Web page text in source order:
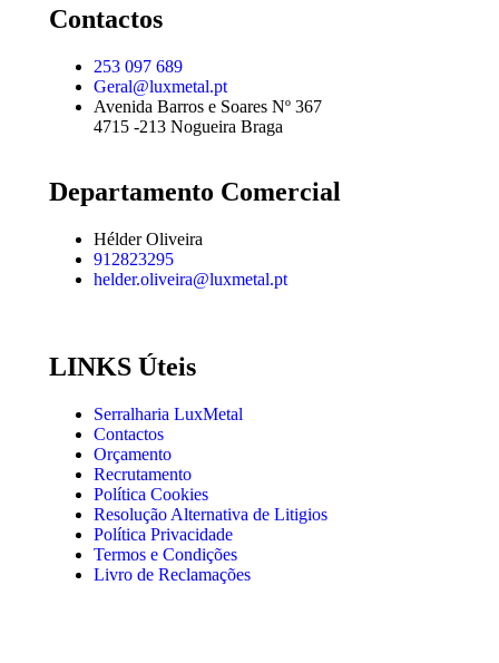
Contactos
253 097 689
Geral@luxmetal.pt
Avenida Barros e Soares Nº 367
4715 -213 Nogueira Braga
Departamento Comercial
Hélder Oliveira
912823295
helder.oliveira@luxmetal.pt
LINKS Úteis
Serralharia LuxMetal
Contactos
Orçamento
Recrutamento
Política Cookies
Resolução Alternativa de Litigios
Política Privacidade
Termos e Condições
Livro de Reclamações